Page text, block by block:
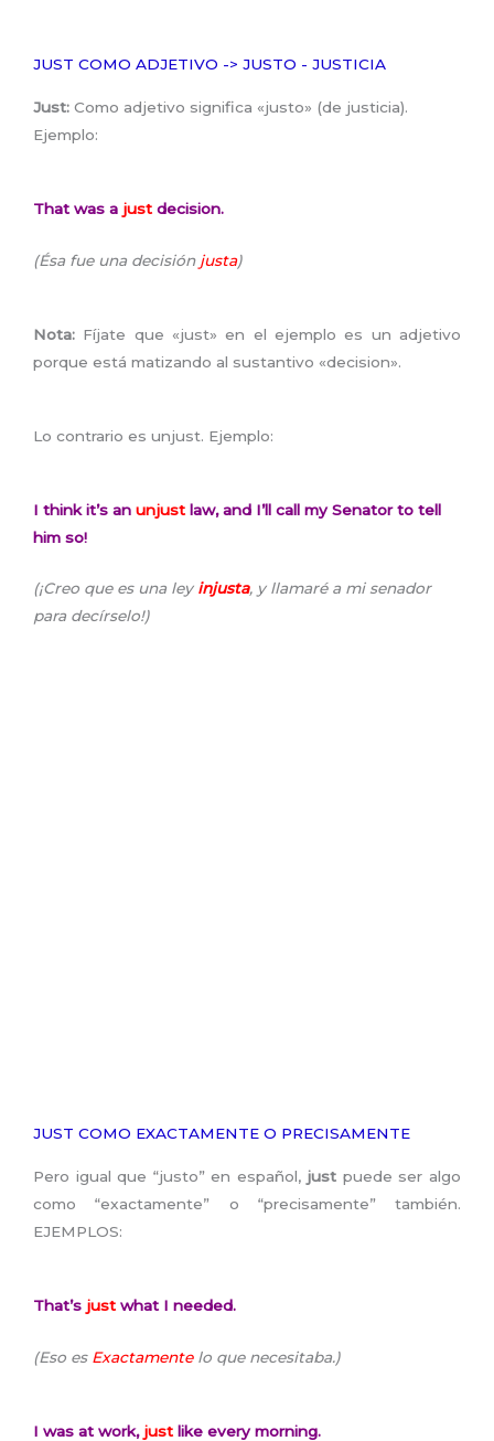
JUST COMO ADJETIVO -> JUSTO - JUSTICIA
Just: Como adjetivo significa «justo» (de justicia).
Ejemplo:
That was a just decision.
(Ésa fue una decisión justa)
Nota: Fíjate que «just» en el ejemplo es un adjetivo
porque está matizando al sustantivo «decision».
Lo contrario es unjust. Ejemplo:
I think it’s an unjust law, and I’ll call my Senator to tell
him so!
(¡Creo que es una ley injusta, y llamaré a mi senador
para decírselo!)
JUST COMO EXACTAMENTE O PRECISAMENTE
Pero igual que “justo” en español, just puede ser algo
como “exactamente” o “precisamente” también.
EJEMPLOS:
That’s just what I needed.
(Eso es Exactamentelo que necesitaba.)
I was at work, just like every morning.